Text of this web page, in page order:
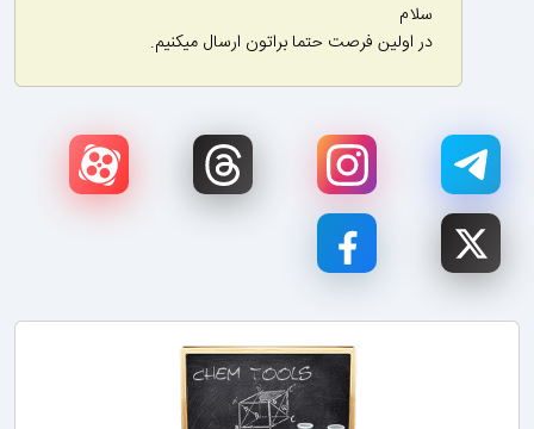
سلام
در اولین فرصت حتما براتون ارسال میکنیم.